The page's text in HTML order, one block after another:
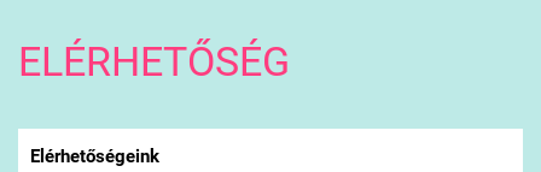
ELÉRHETŐSÉG
Elérhetőségeink